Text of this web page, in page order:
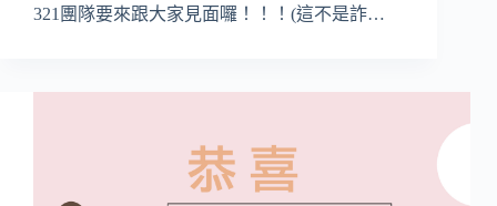
321團隊要來跟大家見面囉！！！(這不是詐…